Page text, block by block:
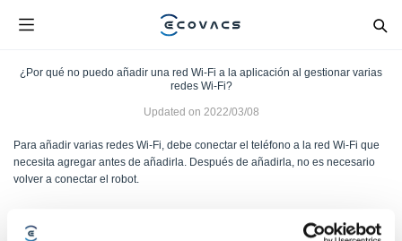
¿Por qué no puedo añadir una red Wi-Fi a la aplicación al gestionar varias
redes Wi-Fi?
Updated on 2022/03/08
Para añadir varias redes Wi-Fi, debe conectar el teléfono a la red Wi-Fi que
necesita agregar antes de añadirla. Después de añadirla, no es necesario
volver a conectar el robot.